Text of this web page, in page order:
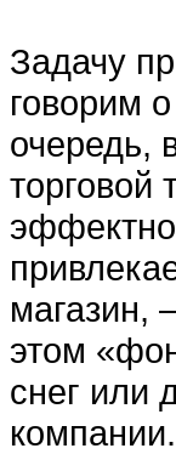
Задачу
говорим
очередь,
торговой
магазин,
этом
снег или
компании.